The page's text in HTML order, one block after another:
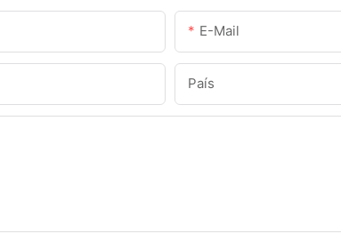
E-Mail
País